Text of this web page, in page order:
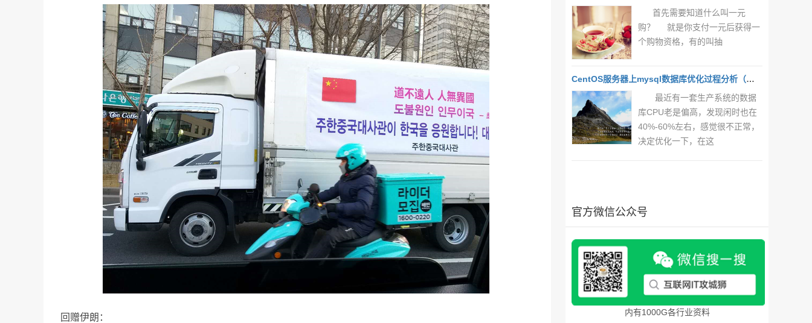
回赠伊朗：
首先需要知道什么叫一元
购？ 就是你支付一元后获得一
个购物资格，有的叫抽
CentOS服务器上mysql数据库优化过程分析（一）
最近有一套生产系统的数据
库CPU老是偏高，发现闲时也在
40%-60%左右，感觉很不正常，
决定优化一下，在这
官方微信公众号
内有1000G各行业资料